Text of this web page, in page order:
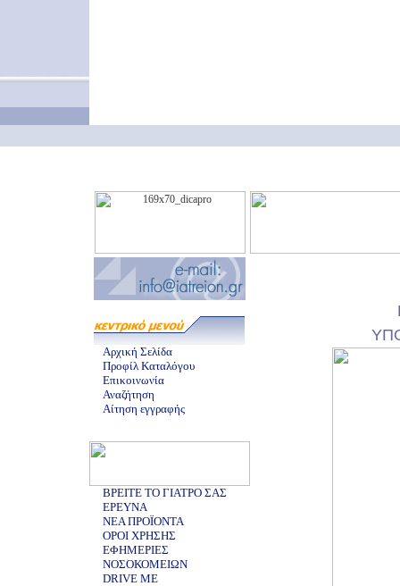
Αρχική Σελίδα
Προφίλ Καταλόγου
Επικοινωνία
Αναζήτηση
Αίτηση εγγραφής
ΒΡΕΙΤΕ ΤΟ ΓΙΑΤΡΟ ΣΑΣ
ΕΡΕΥΝΑ
ΝΕΑ ΠΡΟΪΟΝΤΑ
ΟΡΟΙ ΧΡΗΣΗΣ
ΕΦΗΜΕΡΙΕΣ
ΝΟΣΟΚΟΜΕΙΩΝ
DRIVE ME